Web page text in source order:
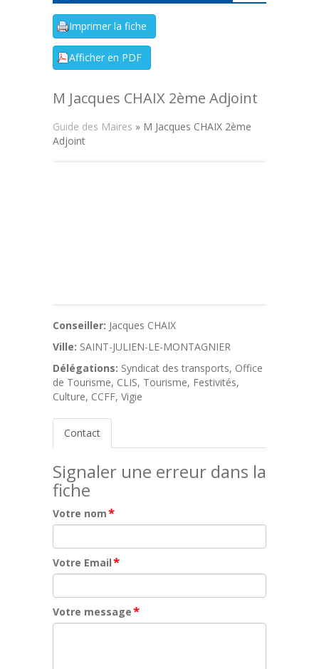
M Jacques CHAIX 2ème Adjoint
Guide des Maires » M Jacques CHAIX 2ème
Adjoint
Conseiller: Jacques CHAIX
Ville: SAINT-JULIEN-LE-MONTAGNIER
Délégations: Syndicat des transports, Office
de Tourisme, CLIS, Tourisme, Festivités,
Culture, CCFF, Vigie
Contact
Signaler une erreur dans la
fiche
Votre nom*
Votre Email*
Votre message*